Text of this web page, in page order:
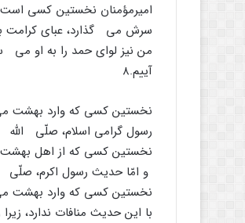
امیرمؤمنان نخستین کسى
سرش مى گذارد، عباى
من نیز لواى حمد را به او
آییم.۸
نخستین کسى که وارد بهشت
رسول گرامى اسلام، صلّى اللَّه
نخستین کسى که از اهل
و امّا حدیث رسول اکرم، صلّى
نخستین کسى که وارد بهشت
با این حدیث منافات ندارد،